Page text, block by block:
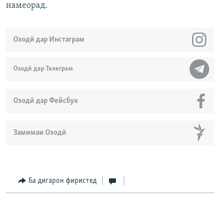
намеорад.
Замимаи Озодӣ
Озодӣ дар Телеграм
Озодӣ дар Фейсбук
Озодӣ дар Инстаграм
Ба дигарон фиристед